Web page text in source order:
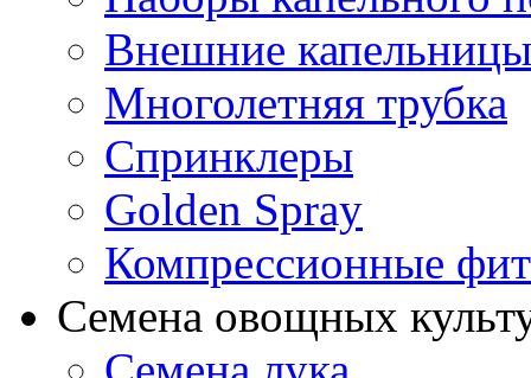
Внешние капельницы
Многолетняя трубка
Спринклеры
Golden Spray
Компрессионные
Семена овощных